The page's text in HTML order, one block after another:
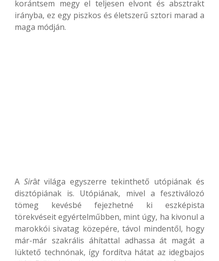
korántsem megy el teljesen elvont és absztrakt
irányba, ez egy piszkos és életszerű sztori marad a
maga módján.
A Sirât világa egyszerre tekinthető utópiának és
disztópiának is. Utópiának, mivel a fesztiválozó
tömeg kevésbé fejezhetné ki eszképista
törekvéseit egyértelműbben, mint úgy, ha kivonul a
marokkói sivatag közepére, távol mindentől, hogy
már-már szakrális áhítattal adhassa át magát a
lüktető technónak, így fordítva hátat az idegbajos